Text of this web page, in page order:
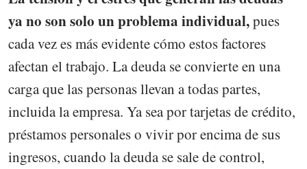
ya no son solo un problema individual,pues
cada vez es más evidente cómo estos factores
afectan el trabajo. La deuda se convierte en una
carga que las personas llevan a todas partes,
incluida la empresa. Ya sea por tarjetas de crédito,
préstamos personales o vivir por encima de sus
ingresos, cuando la deuda se sale de control,